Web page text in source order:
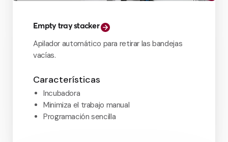
Empty tray stacker
Apilador automático para retirar las bandejas
vacías.
Características
Incubadora
Minimiza el trabajo manual
Programación sencilla